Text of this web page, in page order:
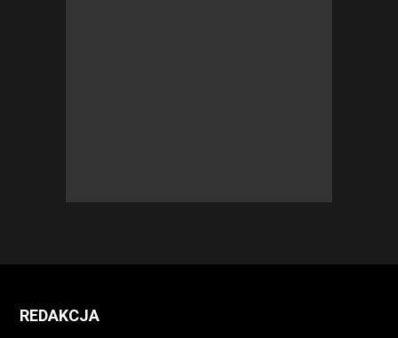
REDAKCJA